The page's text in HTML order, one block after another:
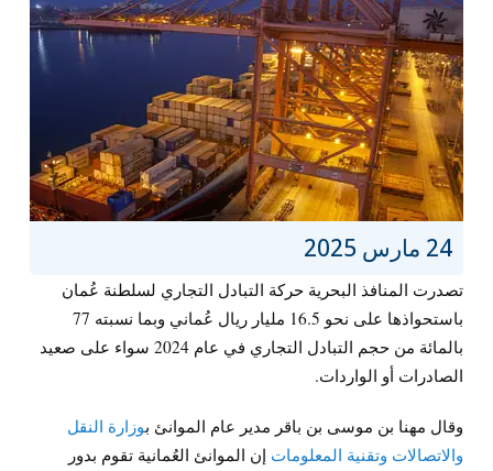
24 مارس 2025
تصدرت المنافذ البحرية حركة التبادل التجاري لسلطنة عُمان
باستحواذها على نحو 16.5 مليار ريال عُماني وبما نسبته 77
بالمائة من حجم التبادل التجاري في عام 2024 سواء على صعيد
الصادرات أو الواردات.
وقال مهنا بن موسى بن باقر مدير عام الموانئ بوزارة النقل
والاتصالات وتقنية المعلومات إن الموانئ العُمانية تقوم بدور